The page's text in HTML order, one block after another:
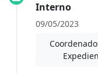
Interno
09/05/2023